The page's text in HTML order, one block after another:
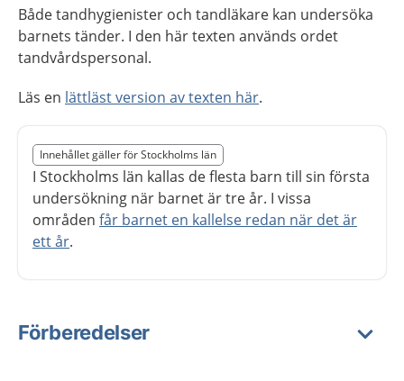
Både tandhygienister och tandläkare kan undersöka
barnets tänder. I den här texten används ordet
tandvårdspersonal.
Läs en lättläst version av texten här.
Nedan innehåll gäller region Stockholms län
Innehållet gäller för Stockholms län
I Stockholms län kallas de flesta barn till sin första
undersökning när barnet är tre år. I vissa
områden får barnet en kallelse redan när det är
ett år.
Slut på det regionala tillägget från region Stockholms
Förberedelser